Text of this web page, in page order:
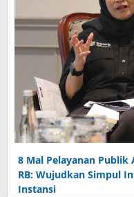
8 Mal Pelayanan Publik
RB: Wujudkan Simpul
Instansi